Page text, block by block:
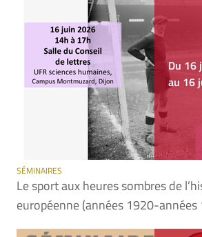
Du 16
au 16
SÉMINAIRES
Le sport aux heures sombres de
européenne (années 1920-années